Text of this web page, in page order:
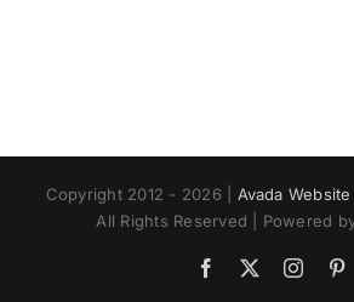
Copyright 2012 - 2026 | Avada
All Rights Reserved | Powered
Facebook